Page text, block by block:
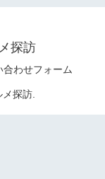
探訪
合わせフォーム
探訪.